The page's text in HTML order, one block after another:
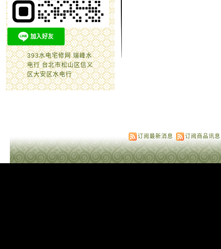
393水电宅修网 瑞峰水
电行 台北市松山区信义
区大安区水电行
订阅最新消息 订阅商品讯息